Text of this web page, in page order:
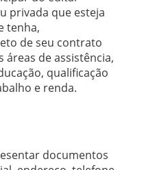
privada que esteja
tenha,
de seu contrato
de assistência,
qualificação
e renda.
documentos